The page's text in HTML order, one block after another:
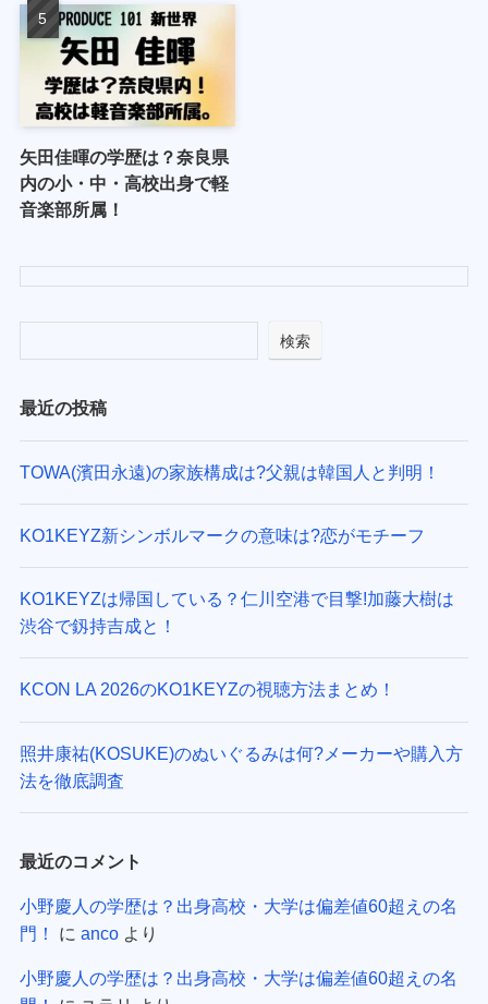
矢田佳暉の学歴は？奈良県
内の小・中・高校出身で軽
音楽部所属！
検索
最近の投稿
TOWA(濱田永遠)の家族構成は?父親は韓国人と判明！
KO1KEYZ新シンボルマークの意味は?恋がモチーフ
KO1KEYZは帰国している？仁川空港で目撃!加藤大樹は
渋谷で釼持吉成と！
KCON LA 2026のKO1KEYZの視聴方法まとめ！
照井康祐(KOSUKE)のぬいぐるみは何?メーカーや購入方
法を徹底調査
最近のコメント
小野慶人の学歴は？出身高校・大学は偏差値60超えの名
門！
に ancoより
小野慶人の学歴は？出身高校・大学は偏差値60超えの名